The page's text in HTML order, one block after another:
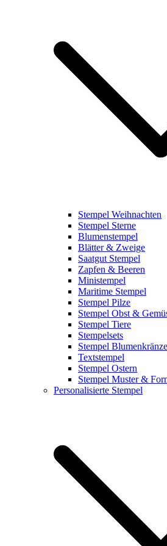
Stempel Weihnachten
Stempel Sterne
Blumenstempel
Blätter & Zweige
Saatgut Stempel
Zapfen & Beeren
Ministempel
Maritime Stempel
Stempel Pilze
Stempel Obst &
Stempel Tiere
Stempelsets
Stempel Blumenkränze
Textstempel
Stempel Ostern
Stempel Muster &
Personalisierte Stempel